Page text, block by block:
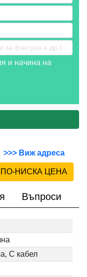
и начина на
>>> Виж адреса
с ПО-НИСКА ЦЕНА
Въпроси
С кабел